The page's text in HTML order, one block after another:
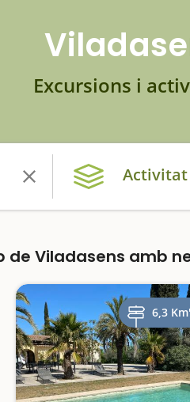
Excursions i
Activitat
de Viladasens amb
6,3